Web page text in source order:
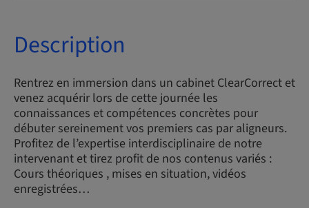
Description
Rentrez en immersion dans un cabinet ClearCorrect et
venez acquérir lors de cette journée les
connaissances et compétences concrètes pour
débuter sereinement vos premiers cas par aligneurs.
Profitez de l’expertise interdisciplinaire de notre
intervenant et tirez profit de nos contenus variés :
Cours théoriques , mises en situation, vidéos
enregistrées…